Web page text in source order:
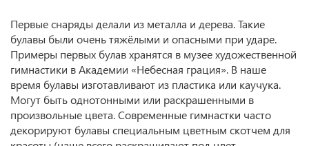
Первые снаряды делали из металла и дерева. Такие
булавы были очень тяжёлыми и опасными при ударе.
Примеры первых булав хранятся в музее художественной
гимнастики в Академии «Небесная грация». В наше
время булавы изготавливают из пластика или каучука.
Могут быть однотонными или раскрашенными в
произвольные цвета. Современные гимнастки часто
декорируют булавы специальным цветным скотчем для